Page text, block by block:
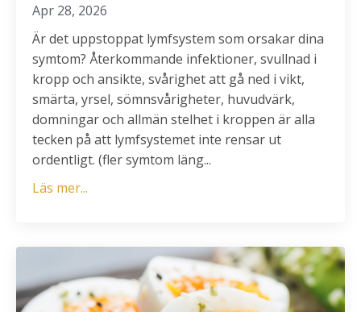
Apr 28, 2026
Är det uppstoppat lymfsystem som orsakar dina
symtom? Återkommande infektioner, svullnad i
kropp och ansikte, svårighet att gå ned i vikt,
smärta, yrsel, sömnsvårigheter, huvudvärk,
domningar och allmän stelhet i kroppen är alla
tecken på att lymfsystemet inte rensar ut
ordentligt. (fler symtom läng...
Läs mer...